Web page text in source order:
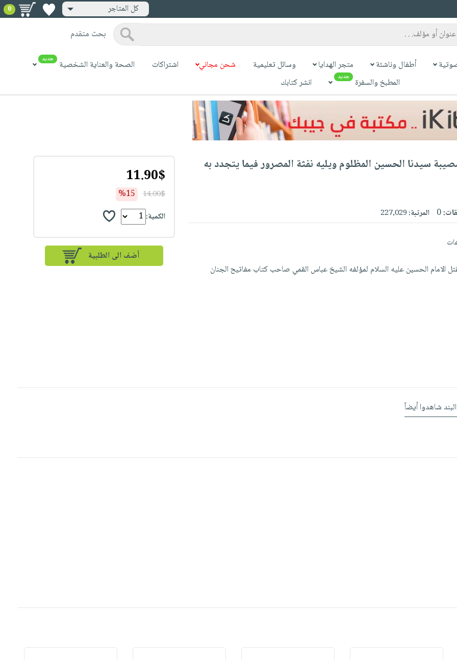
كل المتاجر 0
بحث متقدم
أطفال وناشئة متجر الهدايا وسائل تعليمية شحن مجاني اشتراكات الصحة والعناية الشخصية جديد
المطبخ والسفرة جديد انشر كتابك
سيدنا الحسين المظلوم ويليه نفثة المصرور فيما يتجدد به
0 المرتبة:227,029
الامام الحسين عليه السلام لمؤلفه الشيخ عباس القمي صاحب كتاب مفاتيح الجنان
11.90$
14.00$
%15
الكمية:
أضف الى الطلبية
شاهدوا أيضاً